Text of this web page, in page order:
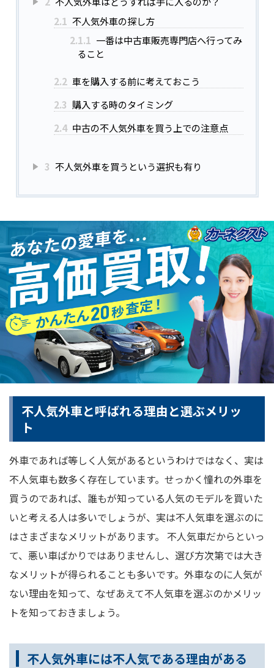
2.1 不人気外車の探し方
2.1.1 一番は中古車販売専門店へ行ってみ
ること
2.2 車を購入する前に考えておこう
2.3 購入する時のタイミング
2.4 中古の不人気外車を買う上での注意点
3 不人気外車を買うという選択も有り
不人気外車と呼ばれる理由と選ぶメリッ
ト
外車であれば等しく人気があるというわけではなく、実は
不人気車も数多く存在しています。せっかく憧れの外車を
買うのであれば、誰もが知っている人気のモデルを買いた
いと考える人は多いでしょうが、実は不人気車を選ぶのに
はさまざまなメリットがあります。 不人気車だからといっ
て、悪い車ばかりではありませんし、選び方次第では大き
なメリットが得られることも多いです。外車なのに人気が
ない理由を知って、なぜあえて不人気車を選ぶのかメリッ
トを知っておきましょう。
不人気外車には不人気である理由がある